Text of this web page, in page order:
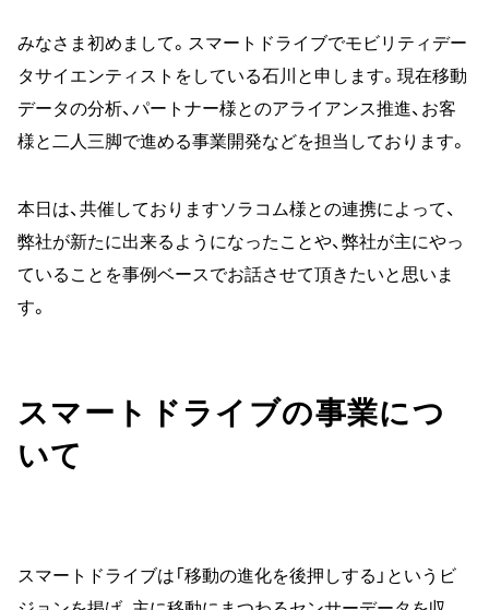
みなさま初めまして。スマートドライブでモビリティデー
タサイエンティストをしている石川と申します。現在移動
データの分析、パートナー様とのアライアンス推進、お客
様と二人三脚で進める事業開発などを担当しております。
本日は、共催しておりますソラコム様との連携によって、
弊社が新たに出来るようになったことや、弊社が主にやっ
ていることを事例ベースでお話させて頂きたいと思いま
す。
スマートドライブの事業につ
いて
スマートドライブは「移動の進化を後押しする」というビ